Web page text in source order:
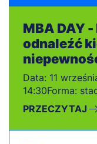
MBA DAY
odnaleźć
Data: 11
14:30Forma:
WSB Merito
PRZECZYTAJ